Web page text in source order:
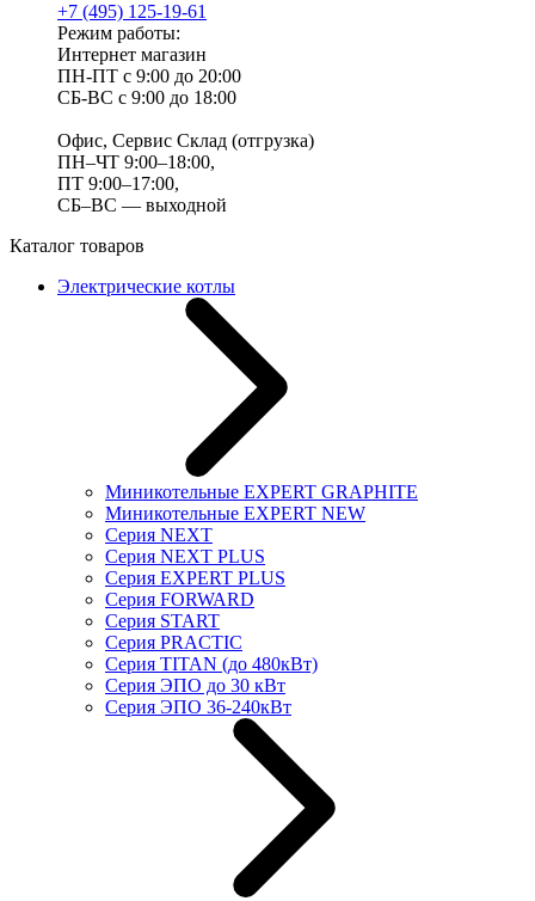
+7 (495) 125-19-61
Режим работы:
Интернет магазин
ПН-ПТ с 9:00 до 20:00
СБ-ВС с 9:00 до 18:00
Офис, Сервис Склад (отгрузка)
ПН–ЧТ 9:00–18:00,
ПТ 9:00–17:00,
СБ–ВС — выходной
Каталог товаров
Электрические котлы
Миникотельные EXPERT GRAPHITE
Миникотельные EXPERT NEW
Серия NEXT
Серия NEXT PLUS
Серия EXPERT PLUS
Серия FORWARD
Серия START
Серия PRACTIC
Серия TITAN (до 480кВт)
Серия ЭПО до 30 кВт
Серия ЭПО 36-240кВт